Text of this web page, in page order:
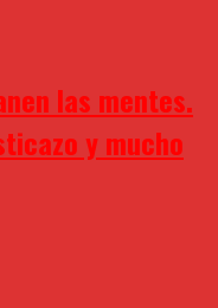
las mentes.
y mucho